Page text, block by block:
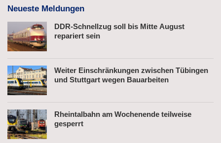
Neueste Meldungen
DDR-Schnellzug soll bis Mitte August
repariert sein
Weiter Einschränkungen zwischen Tübingen
und Stuttgart wegen Bauarbeiten
Rheintalbahn am Wochenende teilweise
gesperrt